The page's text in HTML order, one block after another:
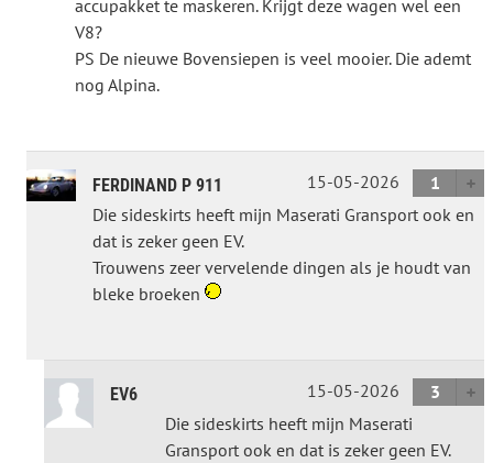
accupakket te maskeren. Krijgt deze wagen wel een
V8?
PS De nieuwe Bovensiepen is veel mooier. Die ademt
nog Alpina.
FERDINAND P 911 15-05-2026
1
Die sideskirts heeft mijn Maserati Gransport ook en
dat is zeker geen EV.
Trouwens zeer vervelende dingen als je houdt van
bleke broeken
EV6 15-05-2026
3
Die sideskirts heeft mijn Maserati
Gransport ook en dat is zeker geen EV.